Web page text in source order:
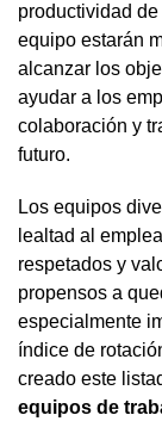
productividad
equipo estarán
alcanzar los
ayudar a los
colaboración y
futuro.
Los equipos
lealtad al
respetados y
propensos a
especialmente
índice de
creado este
equipos de